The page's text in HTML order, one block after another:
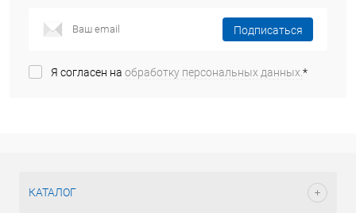
Подписаться
Я согласен на обработку персональных данных.*
КАТАЛОГ